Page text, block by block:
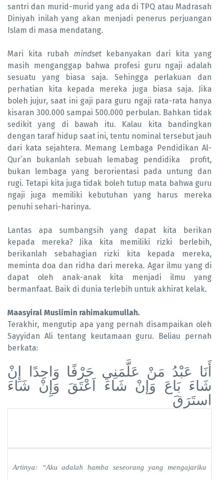
santri dan murid-murid yang ada di TPQ atau Madrasah
Diniyah inilah yang akan menjadi penerus perjuangan
Islam di masa mendatang.
Mari kita rubah mindsetkebanyakan dari kita yang
masih menganggap bahwa profesi guru ngaji adalah
sesuatu yang biasa saja. Sehingga perlakuan dan
perhatian kita kepada mereka juga biasa saja. Jika
boleh jujur, saat ini gaji para guru ngaji rata-rata hanya
kisaran 300.000 sampai 500.000 perbulan. Bahkan tidak
sedikit yang di bawah itu. Kalau kita bandingkan
dengan taraf hidup saat ini, tentu nominal tersebut jauh
dari kata sejahtera. Memang Lembaga Pendidikan Al-
Qur’an bukanlah sebuah lemabag pendidika profit,
bukan lembaga yang berorientasi pada untung dan
rugi. Tetapi kita juga tidak boleh tutup mata bahwa guru
ngaji juga memiliki kebutuhan yang harus mereka
penuhi sehari-harinya.
Lantas apa sumbangsih yang dapat kita berikan
kepada mereka? Jika kita memiliki rizki berlebih,
berikanlah sebahagian rizki kita kepada mereka,
meminta doa dan ridha dari mereka. Agar ilmu yang di
dapat oleh anak-anak kita menjadi ilmu yang
bermanfaat. Baik di dunia terlebih untuk akhirat kelak.
Maasyiral Muslimin rahimakumullah.
Terakhir, mengutip apa yang pernah disampaikan oleh
Sayyidan Ali tentang keutamaan guru. Beliau pernah
berkata:
أَنَا عَبْدُ مَنْ عَلَّمَنِي حَرْفًا وَاحِدًا إِنْ
شَاءَ بَاعَ وَإنْ شَاءَ اَعْتَقَ وَإِنْ شَاءَ
استَرَقَ
Artinya: “Aku adalah hamba seseorang yang mengajariku